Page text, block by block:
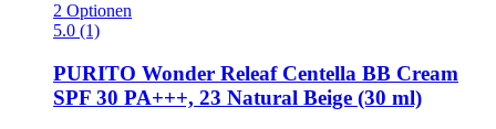
2 Optionen
5.0 (1)
PURITO Wonder Releaf Centella BB Cream
SPF 30 PA+++, 23 Natural Beige (30 ml)